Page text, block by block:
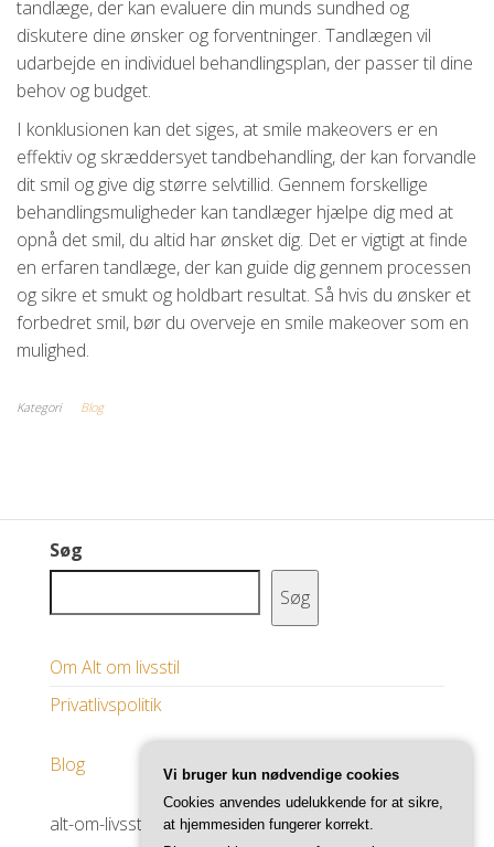
tandlæge, der kan evaluere din munds sundhed og
diskutere dine ønsker og forventninger. Tandlægen vil
udarbejde en individuel behandlingsplan, der passer til dine
behov og budget.
I konklusionen kan det siges, at smile makeovers er en
effektiv og skræddersyet tandbehandling, der kan forvandle
dit smil og give dig større selvtillid. Gennem forskellige
behandlingsmuligheder kan tandlæger hjælpe dig med at
opnå det smil, du altid har ønsket dig. Det er vigtigt at finde
en erfaren tandlæge, der kan guide dig gennem processen
og sikre et smukt og holdbart resultat. Så hvis du ønsker et
forbedret smil, bør du overveje en smile makeover som en
mulighed.
Kategori Blog
Søg
Søg
Om Alt om livsstil
Privatlivspolitik
Blog
alt-om-livsstil.dk
Vi bruger kun nødvendige cookies
Cookies anvendes udelukkende for at sikre,
at hjemmesiden fungerer korrekt.